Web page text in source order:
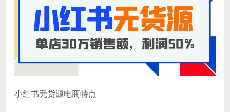
小红书无货源电商特点